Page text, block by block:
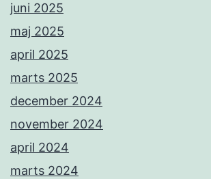
juni 2025
maj 2025
april 2025
marts 2025
december 2024
november 2024
april 2024
marts 2024